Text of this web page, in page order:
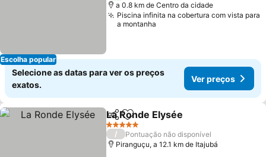
Escolha popular
a 0.8 km de Centro da cidade
Piscina infinita na cobertura com vista para
a montanha
Selecione as datas para ver os preços
exatos.
Ver preços
PartilharAdicionar aos favoritos
La Ronde Elysée
5 Estrelas
/
Pontuação não disponível
Piranguçu, a 12.1 km de Itajubá